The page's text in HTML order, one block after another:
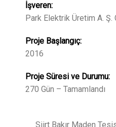
İşveren:
Park Elektrik Üretim A. Ş.
Proje Başlangıç:
2016
Proje Süresi ve Durumu:
270 Gün – Tamamlandı
Siirt Bakır Maden